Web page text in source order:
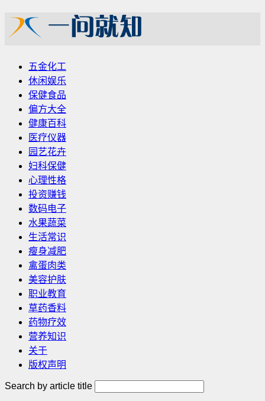
五金化工
休闲娱乐
保健食品
偏方大全
健康百科
医疗仪器
园艺花卉
妇科保健
心理性格
投资赚钱
数码电子
水果蔬菜
生活常识
瘦身减肥
禽蛋肉类
美容护肤
职业教育
草药香料
药物疗效
营养知识
关于
版权声明
Search by article title